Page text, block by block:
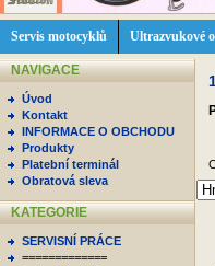
Servis motocyklů Ultrazvukové
NAVIGACE
Úvod
Kontakt
INFORMACE O OBCHODU
Produkty
Platební terminál
Obratová sleva
KATEGORIE
SERVISNÍ PRÁCE
=============